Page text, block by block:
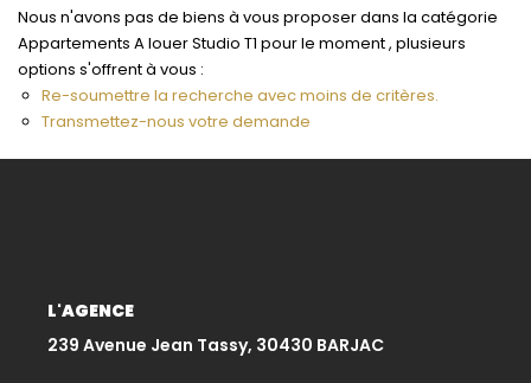
NOS AGENCES
ESTIMATION
Budget max Rayon
Plus de critères
Nous n'avons pas de biens à vous proposer dans la catégorie
Appartements A louer Studio T1 pour le moment , plusieurs
options s'offrent à vous :
Re-soumettre la recherche avec moins de critères.
Transmettez-nous votre demande
L'AGENCE
239 Avenue Jean Tassy, 30430 BARJAC